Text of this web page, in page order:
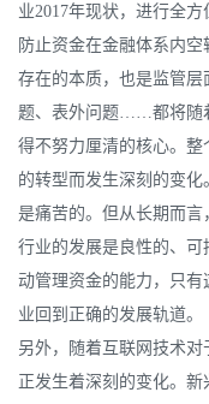
业2017年现状，进行全方
防止资金在金融体系内
存在的本质，也是监管层
题、表外问题……都将随
得不努力厘清的核心。
的转型而发生深刻的变
是痛苦的。但从长期而
行业的发展是良性的、
动管理资金的能力，只
业回到正确的发展轨道。
另外，随着互联网技术
正发生着深刻的变化。